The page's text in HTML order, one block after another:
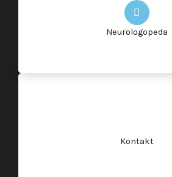
Kontakt
Neurologopeda